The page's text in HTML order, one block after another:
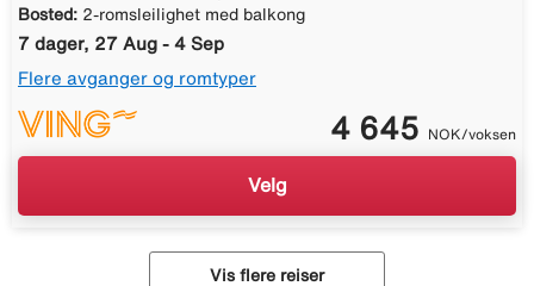
Bosted: 2-romsleilighet med balkong
7 dager, 27 Aug - 4 Sep
Flere avganger og romtyper
4 645 NOK/voksen
Velg
Vis flere reiser